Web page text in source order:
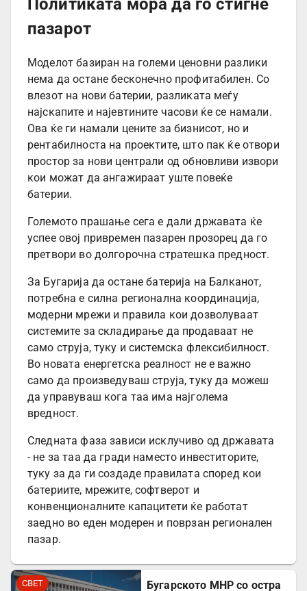
Политиката мора да го стигне
пазарот
Моделот базиран на големи ценовни разлики
нема да остане бесконечно профитабилен. Со
влезот на нови батерии, разликата меѓу
најскапите и најевтините часови ќе се намали.
Ова ќе ги намали цените за бизнисот, но и
рентабилноста на проектите, што пак ќе отвори
простор за нови централи од обновливи извори
кои можат да ангажираат уште повеќе
батерии.
Големото прашање сега е дали државата ќе
успее овој привремен пазарен прозорец да го
претвори во долгорочна стратешка предност.
За Бугарија да остане батерија на Балканот,
потребна е силна регионална координација,
модерни мрежи и правила кои дозволуваат
системите за складирање да продаваат не
само струја, туку и системска флексибилност.
Во новата енергетска реалност не е важно
само да произведуваш струја, туку да можеш
да управуваш кога таа има најголема
вредност.
Следната фаза зависи исклучиво од државата
- не за таа да гради наместо инвеститорите,
туку за да ги создаде правилата според кои
батериите, мрежите, софтверот и
конвенционалните капацитети ќе работат
заедно во еден модерен и поврзан регионален
пазар.
СВЕТ
Бугарското МНР со остра